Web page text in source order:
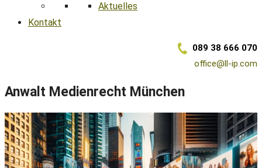
Aktuelles
Kontakt
089 38 666 070
office@ll-ip.com
Anwalt Medienrecht München